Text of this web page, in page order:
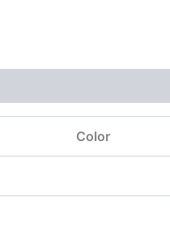
Color